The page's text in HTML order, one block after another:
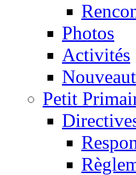
Photos
Activités
Petit